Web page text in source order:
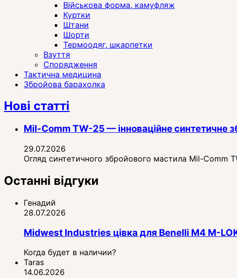
Військова форма, камуфляж
Куртки
Штани
Шорти
Термоодяг, шкарпетки
Взуття
Спорядження
Тактична медицина
Збройова барахолка
Нові статті
Mil-Comm TW-25 — інноваційне синтетичне
29.07.2026
Огляд синтетичного збройового мастила Mil-Comm
Останні відгуки
Генадий
28.07.2026
Midwest Industries цівка для Benelli M4 M-
Когда будет в наличии?
Taras
14.06.2026